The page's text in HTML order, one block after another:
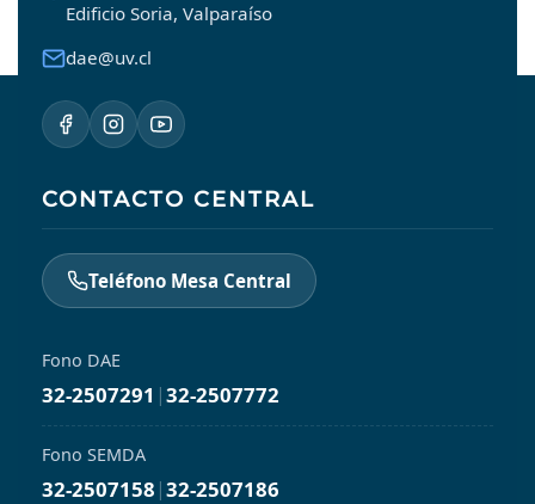
Edificio Soria, Valparaíso
dae@uv.cl
CONTACTO CENTRAL
Teléfono Mesa Central
Fono DAE
32-2507291 |32-2507772
Fono SEMDA
32-2507158 |32-2507186